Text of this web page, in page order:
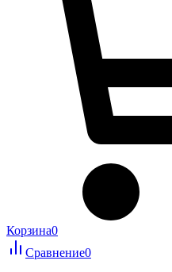
Корзина0
Сравнение0